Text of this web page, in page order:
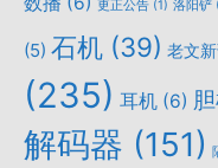
更正公告 (1) 洛阳铲
(5) 石机 (39) 老文
(235) 耳机 (6)
解码器 (151)